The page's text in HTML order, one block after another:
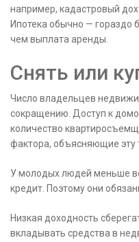
например, кадастровый
Ипотека обычно —
чем выплата аренды.
Снять или
Число владельцев
сокращению. Доступ к
количество
фактора, объясняющие эту
У молодых людей меньше
кредит. Поэтому они
Низкая доходность
вкладывать средства в